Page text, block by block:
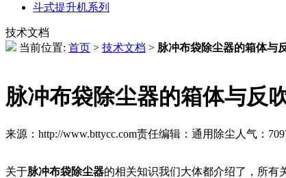
斗式提升机系列
技术文档
当前位置: 首页 > 技术文档 > 脉冲布袋除尘器的箱体与
脉冲布袋除尘器的箱体与反
来源：http://www.bttycc.com责任编辑：通用除尘 人气：
关于脉冲布袋除尘器的相关知识我们大体都介绍了，所有